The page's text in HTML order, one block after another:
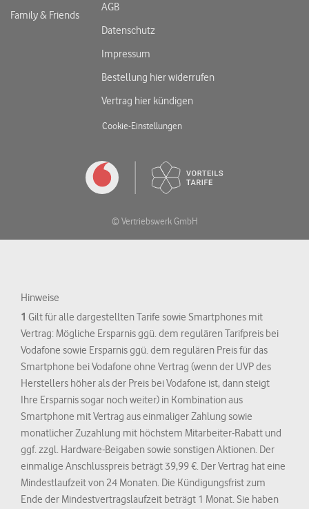
Family & Friends
AGB
Datenschutz
Impressum
Bestellung hier widerrufen
Vertrag hier kündigen
Cookie-Einstellungen
© Vertriebswerk GmbH
Hinweise
1 Gilt für alle dargestellten Tarife sowie Smartphones mit
Vertrag: Mögliche Ersparnis ggü. dem regulären Tarifpreis bei
Vodafone sowie Ersparnis ggü. dem regulären Preis für das
Smartphone bei Vodafone ohne Vertrag (wenn der UVP des
Herstellers höher als der Preis bei Vodafone ist, dann steigt
Ihre Ersparnis sogar noch weiter) in Kombination aus
Smartphone mit Vertrag aus einmaliger Zahlung sowie
monatlicher Zuzahlung mit höchstem Mitarbeiter-Rabatt und
ggf. zzgl. Hardware-Beigaben sowie sonstigen Aktionen. Der
einmalige Anschlusspreis beträgt 39,99 €. Der Vertrag hat eine
Mindestlaufzeit von 24 Monaten. Die Kündigungsfrist zum
Ende der Mindestvertragslaufzeit beträgt 1 Monat. Sie haben